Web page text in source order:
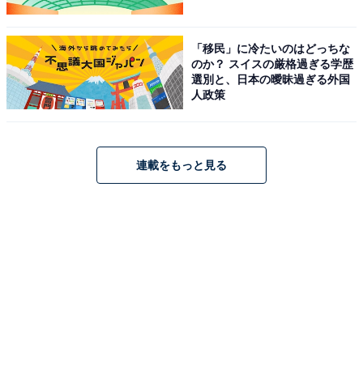
「移民」に冷たいのはどっちな
のか？ スイスの厳格過ぎる学歴
選別と、日本の曖昧過ぎる外国
人政策
連載をもっと見る